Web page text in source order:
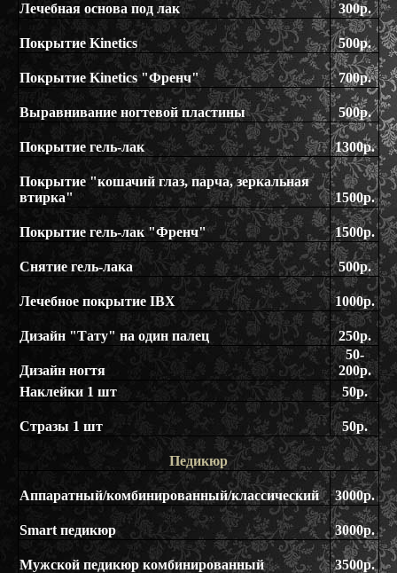
Лечебная основа под лак 300р.
Покрытие Kinetics 500р.
Покрытие Kinetics"Френч" 700р.
Выравнивание ногтевой пластины 500р.
Покрытие гель-лак 1300р.
Покрытие "кошачий глаз, парча, зеркальная
втирка"
1500р.
Покрытие гель-лак "Френч" 1500р.
Снятие гель-лака 500р.
Лечебное покрытие IBX 1000р.
Дизайн "Тату" на один палец 250р.
Дизайн ногтя
50-
200р.
Наклейки 1 шт
50р.
Стразы 1 шт 50р.
Педикюр
Аппаратный/комбинированный/классический 3000р.
Smart педикюр 3000р.
Мужской педикюр комбинированный
3500р.